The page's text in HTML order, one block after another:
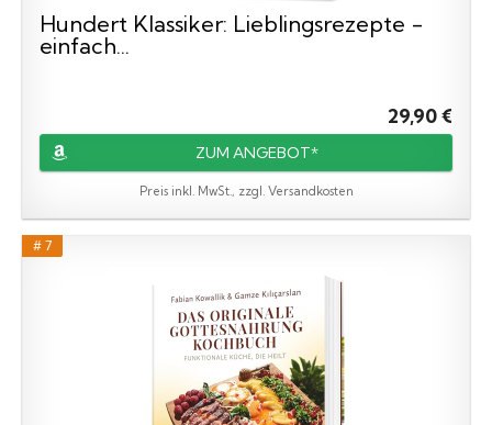
Hundert Klassiker: Lieblingsrezepte -
einfach...
29,90 €
ZUM ANGEBOT*
Preis inkl. MwSt., zzgl. Versandkosten
# 7